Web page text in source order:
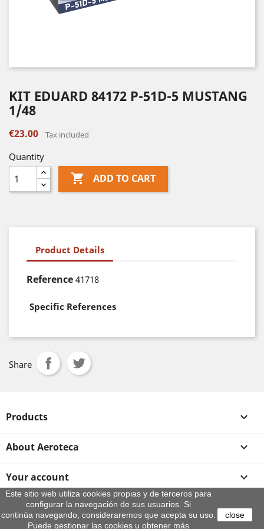
KIT EDUARD 84172 P-51D-5 MUSTANG
1/48
€23.00 Tax included
Quantity
 ADD TO CART
Product Details
Reference 41718
Specific References
Share
Products 
About Aeroteca 
Your account 
Store information
Este sitio web utiliza cookies propias y de terceros para
configurar la navegación de sus usuarios. Si
continúa navegando, consideraremos que acepta su uso.
Puede gestionar las cookies u obtener más
close
© 2026 - By Aeroteca